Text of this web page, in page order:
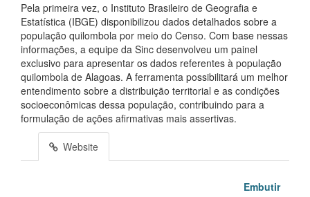
Pela primeira vez, o Instituto Brasileiro de Geografia e
Estatística (IBGE) disponibilizou dados detalhados sobre a
população quilombola por meio do Censo. Com base nessas
informações, a equipe da Sinc desenvolveu um painel
exclusivo para apresentar os dados referentes à população
quilombola de Alagoas. A ferramenta possibilitará um melhor
entendimento sobre a distribuição territorial e as condições
socioeconômicas dessa população, contribuindo para a
formulação de ações afirmativas mais assertivas.
Website
Embutir